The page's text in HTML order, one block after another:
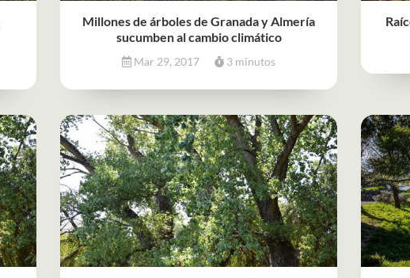
Millones de árboles de Granada y Almería
sucumben al cambio climático
Mar 29, 2017 3 minutos